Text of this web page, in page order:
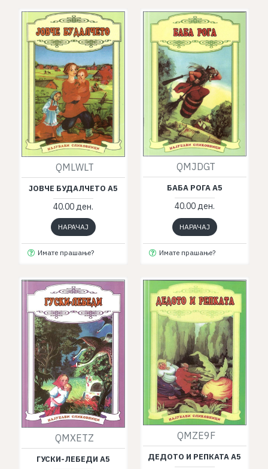
QMLWLT
ЈОВЧЕ БУДАЛЧЕТО А5
40.00 ден.
НАРАЧАЈ
Имате прашање?
QMJDGT
БАБА РОГА А5
40.00 ден.
НАРАЧАЈ
Имате прашање?
QMXETZ
ГУСКИ-ЛЕБЕДИ А5
QMZE9F
ДЕДОТО И РЕПКАТА А5